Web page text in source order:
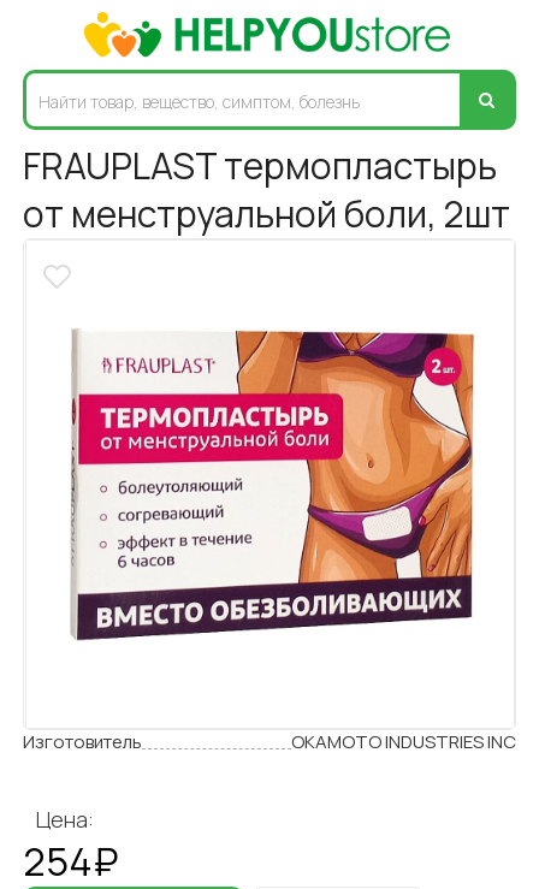
FRAUPLAST термопластырь
от менструальной боли, 2шт
Изготовитель OKAMOTO INDUSTRIES INC
Цена:
254₽